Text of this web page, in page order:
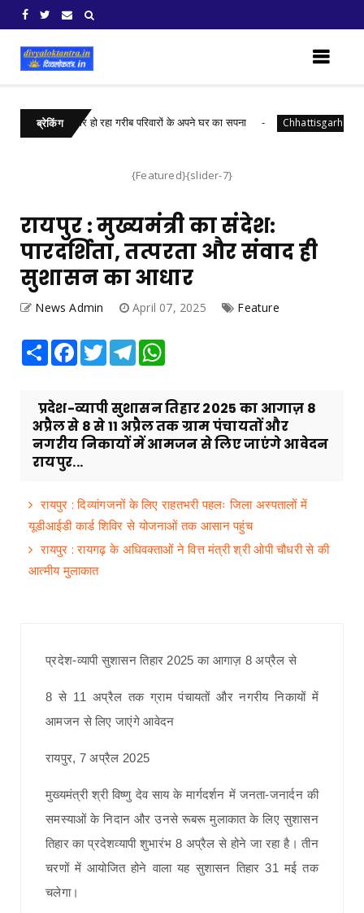
ब्रेकिंग
से साकार हो रहा गरीब परिवारों के अपने घर का सपना Chhattisgarh रायपुर
{Featured}{slider-7}
रायपुर : मुख्यमंत्री का संदेश:
पारदर्शिता, तत्परता और संवाद ही
सुशासन का आधार
News Admin April 07, 2025 Feature
Share Facebook
TwitterTelegram
प्रदेश-व्यापी सुशासन तिहार 2025 का आगाज़ 8
अप्रैल से 8 से 11 अप्रैल तक ग्राम पंचायतों और
नगरीय निकायों में आमजन से लिए जाएंगे आवेदन
रायपुर...
रायपुर : दिव्यांगजनों के लिए राहतभरी पहलः जिला अस्पतालों में
यूडीआईडी कार्ड शिविर से योजनाओं तक आसान पहुंच
रायपुर : रायगढ़ के अधिवक्ताओं ने वित्त मंत्री श्री ओपी चौधरी से की
आत्मीय मुलाकात
प्रदेश-व्यापी सुशासन तिहार 2025 का आगाज़ 8 अप्रैल से
8 से 11 अप्रैल तक ग्राम पंचायतों और नगरीय निकायों में
आमजन से लिए जाएंगे आवेदन
रायपुर, 7 अप्रैल 2025
मुख्यमंत्री श्री विष्णु देव साय के मार्गदर्शन में जनता-जनार्दन की
समस्याओं के निदान और उनसे रूबरू मुलाकात के लिए सुशासन
तिहार का प्रदेशव्यापी शुभारंभ 8 अप्रैल से होने जा रहा है। तीन
चरणों में आयोजित होने वाला यह सुशासन तिहार 31 मई तक
चलेगा।